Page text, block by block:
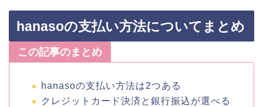
hanasoの支払い方法についてまとめ
この記事のまとめ
hanasoの支払い方法は2つある
クレジットカード決済と銀行振込が選べる